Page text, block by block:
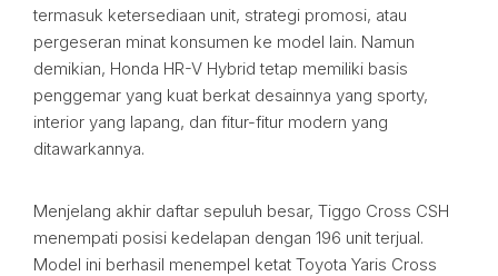
termasuk ketersediaan unit, strategi promosi, atau
pergeseran minat konsumen ke model lain. Namun
demikian, Honda HR-V Hybrid tetap memiliki basis
penggemar yang kuat berkat desainnya yang sporty,
interior yang lapang, dan fitur-fitur modern yang
ditawarkannya.
Menjelang akhir daftar sepuluh besar, Tiggo Cross CSH
menempati posisi kedelapan dengan 196 unit terjual.
Model ini berhasil menempel ketat Toyota Yaris Cross